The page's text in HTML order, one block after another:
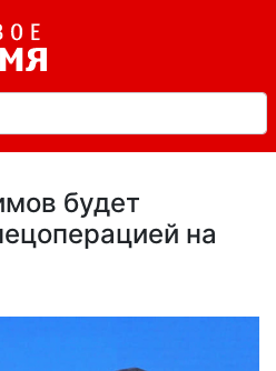
будет
на